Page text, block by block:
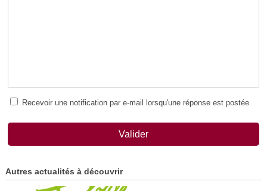
Recevoir une notification par e-mail lorsqu'une réponse est postée
Valider
Autres actualités à découvrir